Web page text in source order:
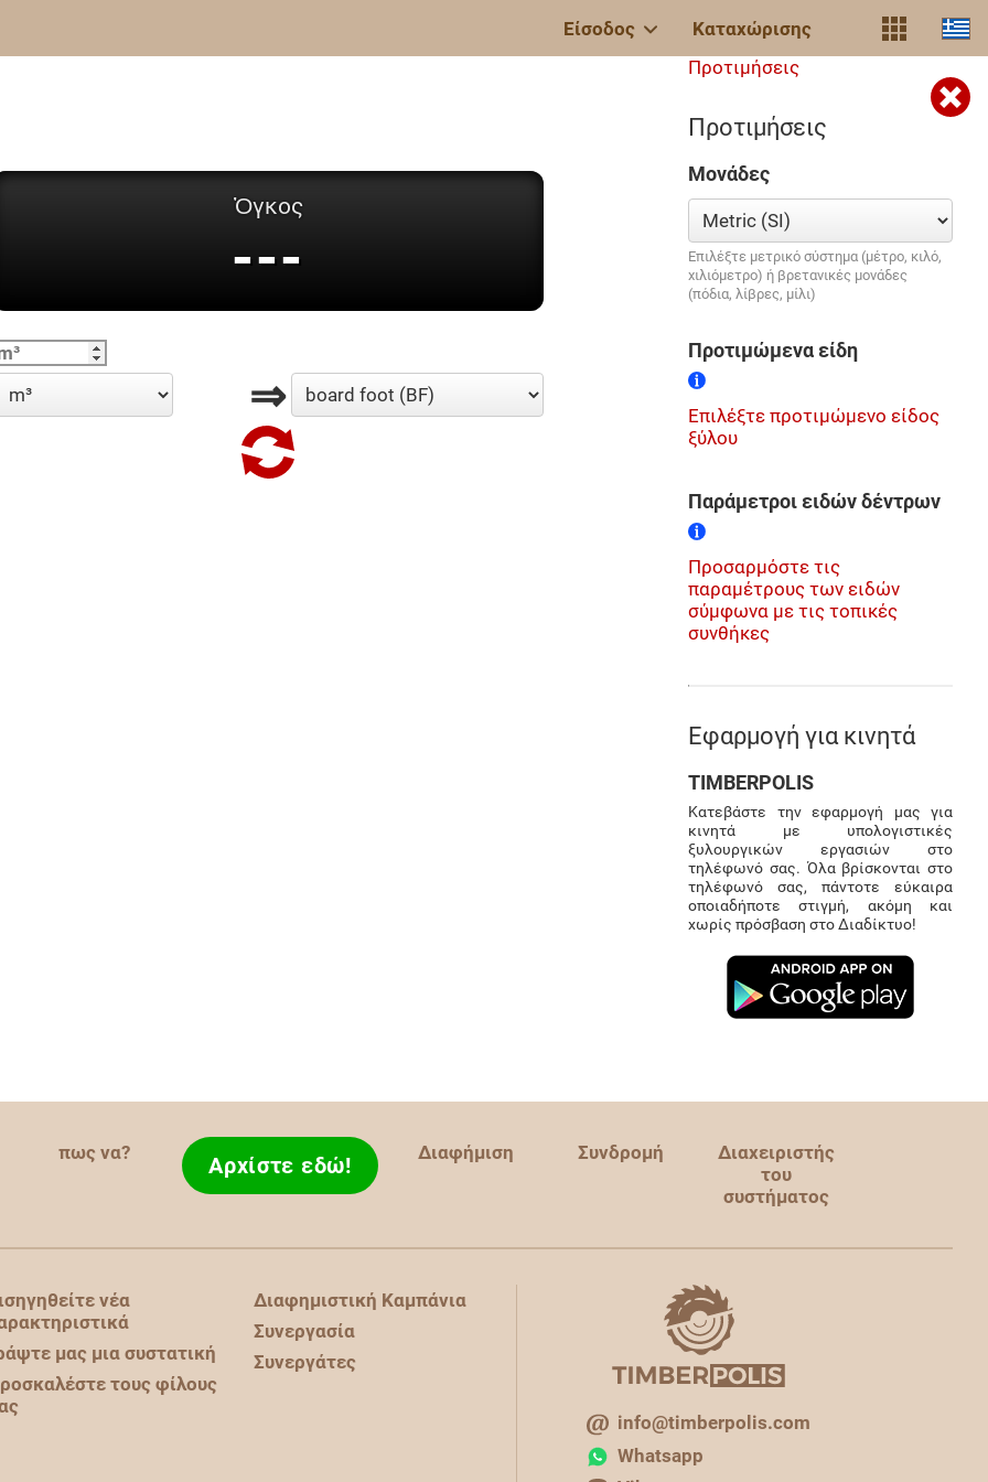
Είσοδος Καταχώρισης
Ὀγκος
---
⇒
Προτιμήσεις
Προτιμήσεις
Μονάδες
Επιλέξτε μετρικό σύστημα (μέτρο, κιλό,
χιλιόμετρο) ή βρετανικές μονάδες
(πόδια, λίβρες, μίλι)
Προτιμώμενα είδη
Επιλέξτε προτιμώμενο είδος
ξύλου
Παράμετροι ειδών δέντρων
Προσαρμόστε τις
παραμέτρους των ειδών
σύμφωνα με τις τοπικές
συνθήκες
Εφαρμογή για κινητά
TIMBERPOLIS
Κατεβάστε την εφαρμογή μας για
κινητά με υπολογιστικές
ξυλουργικών εργασιών στο
τηλέφωνό σας. Όλα βρίσκονται στο
τηλέφωνό σας, πάντοτε εύκαιρα
οποιαδήποτε στιγμή, ακόμη και
χωρίς πρόσβαση στο Διαδίκτυο!
πως να? Αρχίστε εδώ! Διαφήμιση Συνδρομή
Διαχειριστής
του
συστήματος
νέα
μας μια συστατική
τους φίλους
Διαφημιστική Καμπάνια
Συνεργασία
Συνεργάτες
info@timberpolis.com
Whatsapp